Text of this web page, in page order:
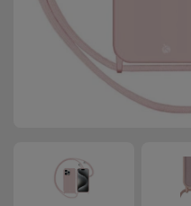
Samsung
Oppo
Apple Watch
Recondicionados
Samsung
Recondicionados
Recondicionados
Adaptadores
Carregadores